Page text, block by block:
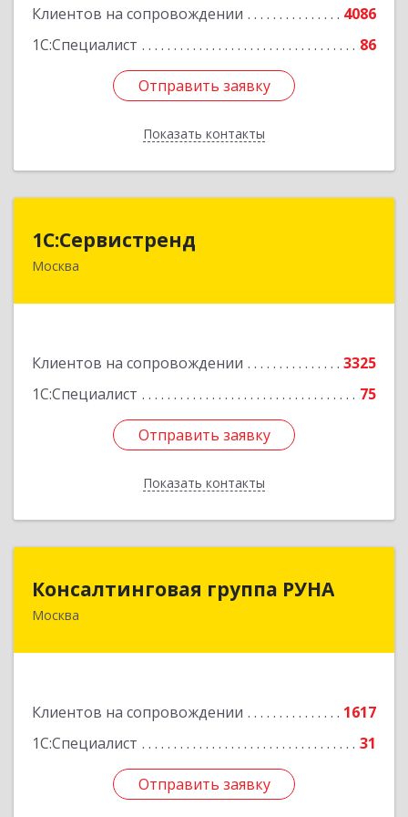
Клиентов на сопровождении
4086
1С:Специалист
86
Отправить заявку
Показать контакты
Отправить заявку
Назад
1С:Сервистренд
Москва
Клиентов на сопровождении
3325
1С:Специалист
75
Отправить заявку
Показать контакты
107023, Москва г, Семёновский пер, дом № 15,
Отправить заявку
Назад
Консалтинговая группа РУНА
Москва
Клиентов на сопровождении
1617
1С:Специалист
31
Отправить заявку
117218, Москва г, Кржижановского ул, дом №
Отправить заявку